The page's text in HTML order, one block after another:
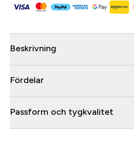
Beskrivning
Fördelar
Passform och tygkvalitet